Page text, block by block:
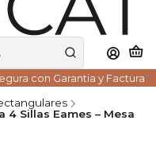
con Garantia y Factura
4 Sillas Eames – Mesa